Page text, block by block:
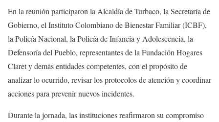
En la reunión participaron la Alcaldía de Turbaco, la Secretaría de
Gobierno, el Instituto Colombiano de Bienestar Familiar (ICBF),
la Policía Nacional, la Policía de Infancia y Adolescencia, la
Defensoría del Pueblo, representantes de la Fundación Hogares
Claret y demás entidades competentes, con el propósito de
analizar lo ocurrido, revisar los protocolos de atención y coordinar
acciones para prevenir nuevos incidentes.
Durante la jornada, las instituciones reafirmaron su compromiso